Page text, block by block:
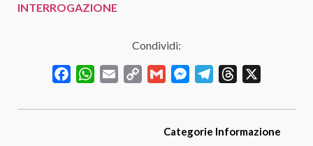
INTERROGAZIONE
Condividi:
FacebookWhatsApp
Email
Copy
Gmail MessengerTelegramThreads
Categorie Informazione